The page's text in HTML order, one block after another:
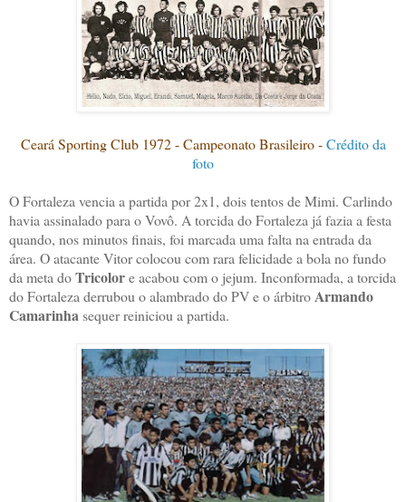
Ceará Sporting Club 1972 - Campeonato Brasileiro -Crédito da
foto
O Fortaleza vencia a partida por 2x1, dois tentos de Mimi. Carlindo
havia assinalado para o Vovô. A torcida do Fortaleza já fazia a festa
quando, nos minutos finais, foi marcada uma falta na entrada da
área. O atacante Vitor colocou com rara felicidade a bola no fundo
da meta doTricolore acabou com o jejum. Inconformada, a torcida
do Fortaleza derrubou o alambrado do PV e o árbitro Armando
Camarinha sequer reiniciou a partida.